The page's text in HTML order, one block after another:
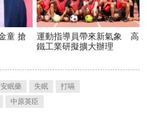
安眠藥 失眠
打嗝
中原英臣